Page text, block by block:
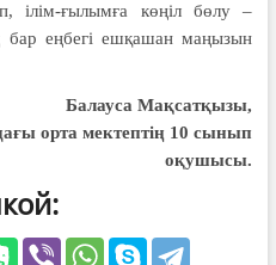
ілім-ғылымға көңіл бөлу –
бар еңбегі ешқашан маңызын
Балауса Мақсатқызы,
орта мектептің 10 сынып
оқушысы.